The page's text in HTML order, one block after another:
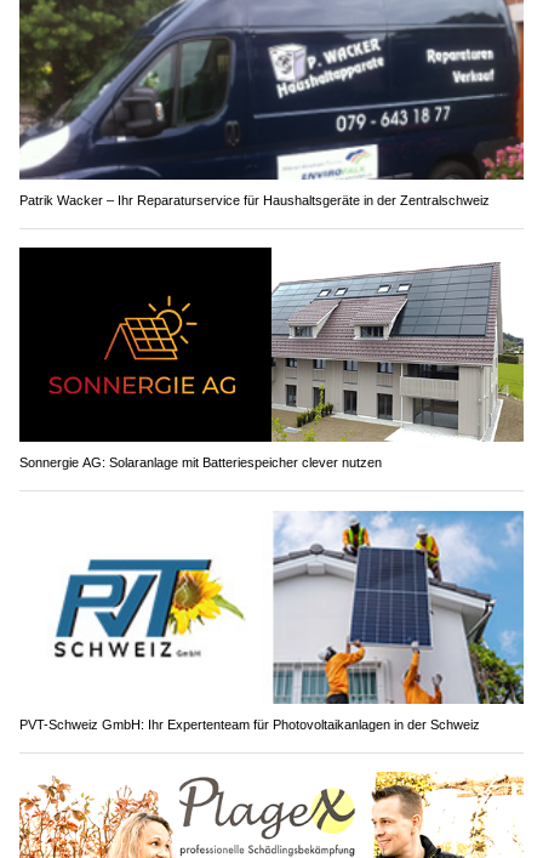
Patrik Wacker – Ihr Reparaturservice für Haushaltsgeräte in der Zentralschweiz
Sonnergie AG: Solaranlage mit Batteriespeicher clever nutzen
PVT-Schweiz GmbH: Ihr Expertenteam für Photovoltaikanlagen in der Schweiz